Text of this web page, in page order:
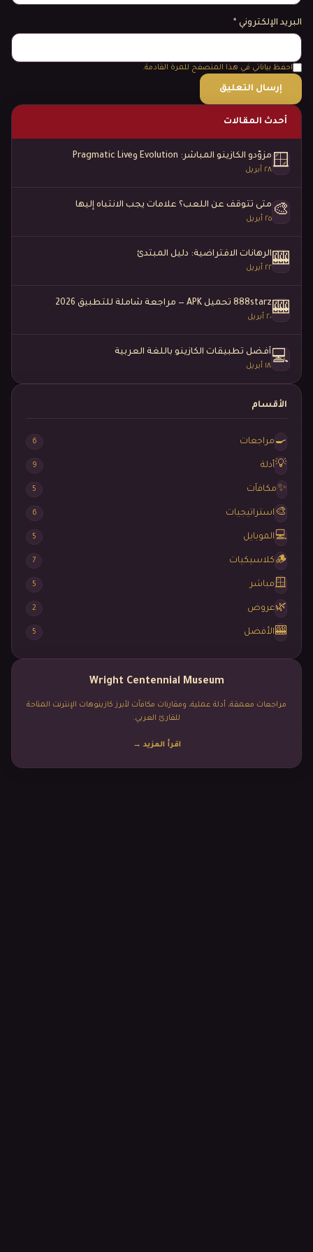
البريد الإلكتروني *
احفظ بياناتي في هذا المتصفح للمرة القادمة.
أحدث المقالات
🪟 مزوّدو الكازينو المباشر: Evolution وPragmatic Live
٢٨ أبريل
🎨 متى تتوقف عن اللعب؟ علامات يجب الانتباه إليها
٢٥ أبريل
🎰الرهانات الافتراضية: دليل المبتدئ
٢٢ أبريل
🎰888starz تحميل APK — مراجعة شاملة للتطبيق 2026
٢٠ أبريل
💻 أفضل تطبيقات الكازينو باللغة العربية
١٨ أبريل
الأقسام
🍳 مراجعات 6
💡 أدلة 9
✨ مكافآت 5
🎨 استراتيجيات 6
💻 الموبايل 5
🪵 كلاسيكيات 7
🪟مباشر 5
🌿عروض 2
🎰الأفضل 5
Wright Centennial Museum
مراجعات معمقة، أدلة عملية، ومقارنات مكافآت لأبرز كازينوهات الإنترنت المتاحة
للقارئ العربي.
اقرأ المزيد →